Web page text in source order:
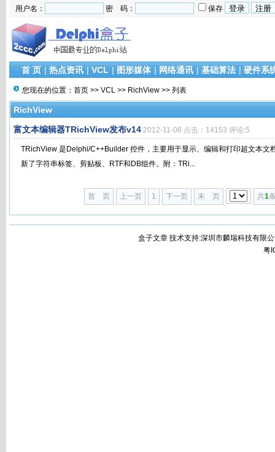
用户名： 密 码： 保存
首 页 | 热点资讯 | VCL | 图形媒体 | 网络通讯 | 基础算法 | 硬件系
您现在的位置： 首页 >> VCL >> RichView >> 列表
RichView
富文本编辑器TRichView发布v14 2012-11-06 点击：14153 评论:5
TRichView 是Delphi/C++Builder 控件，主要用于显示、编辑和打印超文本文
新了字符串标签、剪贴板、RTF和DB组件。附：TRi...
首 页 上一页 1 下一页 末 页 共1
盒子文章 技术支持:深圳市麟瑞科技有限
粤